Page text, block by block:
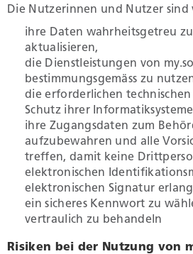
Geld und Steuern
Staat, Recht und Sicherheit
Die Nutzerinnen und Nutzer sind
ihre Daten wahrheitsgetreu
aktualisieren,
die Dienstleistungen von
bestimmungsgemäss zu
die erforderlichen technischen
Schutz ihrer
ihre Zugangsdaten zum
aufzubewahren und alle
treffen, damit keine
elektronischen
elektronischen Signatur
ein sicheres Kennwort zu
vertraulich zu behandeln
Risiken bei der Nutzung von